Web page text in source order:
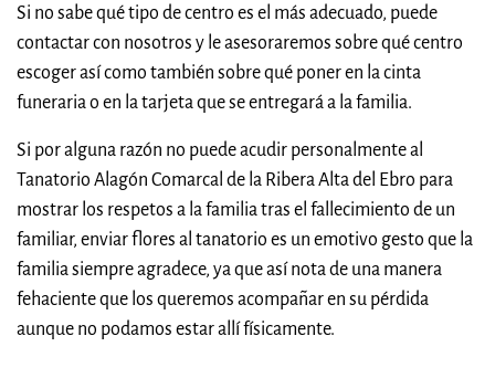
Si no sabe qué tipo de centro es el más adecuado, puede
contactar con nosotros y le asesoraremos sobre qué centro
escoger así como también sobre qué poner en la cinta
funeraria o en la tarjeta que se entregará a la familia.
Si por alguna razón no puede acudir personalmente al
Tanatorio Alagón Comarcal de la Ribera Alta del Ebro para
mostrar los respetos a la familia tras el fallecimiento de un
familiar, enviar flores al tanatorio es un emotivo gesto que la
familia siempre agradece, ya que así nota de una manera
fehaciente que los queremos acompañar en su pérdida
aunque no podamos estar allí físicamente.